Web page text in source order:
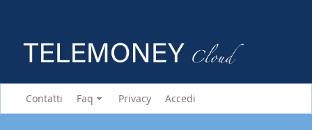
Contatti Faq Privacy Accedi